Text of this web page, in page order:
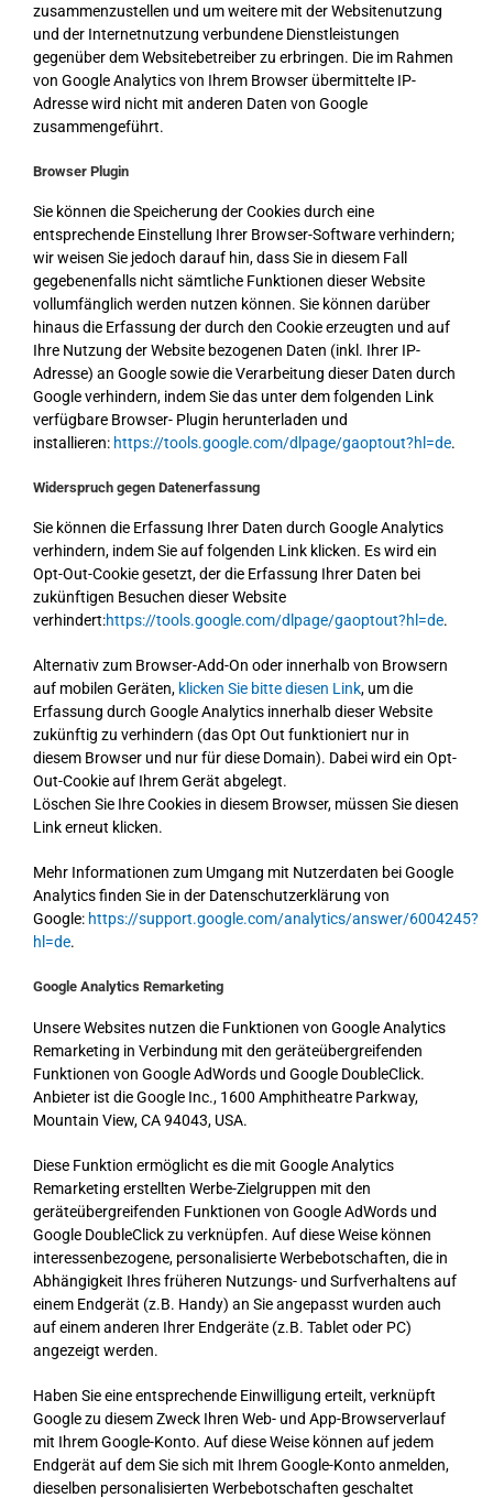
zusammenzustellen und um weitere mit der Websitenutzung
und der Internetnutzung verbundene Dienstleistungen
gegenüber dem Websitebetreiber zu erbringen. Die im Rahmen
von Google Analytics von Ihrem Browser übermittelte IP-
Adresse wird nicht mit anderen Daten von Google
zusammengeführt.
Browser Plugin
Sie können die Speicherung der Cookies durch eine
entsprechende Einstellung Ihrer Browser-Software verhindern;
wir weisen Sie jedoch darauf hin, dass Sie in diesem Fall
gegebenenfalls nicht sämtliche Funktionen dieser Website
vollumfänglich werden nutzen können. Sie können darüber
hinaus die Erfassung der durch den Cookie erzeugten und auf
Ihre Nutzung der Website bezogenen Daten (inkl. Ihrer IP-
Adresse) an Google sowie die Verarbeitung dieser Daten durch
Google verhindern, indem Sie das unter dem folgenden Link
verfügbare Browser- Plugin herunterladen und
installieren: https://tools.google.com/dlpage/gaoptout?hl=de.
Widerspruch gegen Datenerfassung
Sie können die Erfassung Ihrer Daten durch Google Analytics
verhindern, indem Sie auf folgenden Link klicken. Es wird ein
Opt-Out-Cookie gesetzt, der die Erfassung Ihrer Daten bei
zukünftigen Besuchen dieser Website
verhindert:https://tools.google.com/dlpage/gaoptout?hl=de.
Alternativ zum Browser-Add-On oder innerhalb von Browsern
auf mobilen Geräten, klicken Sie bitte diesen Link, um die
Erfassung durch Google Analytics innerhalb dieser Website
zukünftig zu verhindern (das Opt Out funktioniert nur in
diesem Browser und nur für diese Domain). Dabei wird ein Opt-
Out-Cookie auf Ihrem Gerät abgelegt.
Löschen Sie Ihre Cookies in diesem Browser, müssen Sie diesen
Link erneut klicken.
Mehr Informationen zum Umgang mit Nutzerdaten bei Google
Analytics finden Sie in der Datenschutzerklärung von
Google: https://support.google.com/analytics/answer/6004245?
hl=de.
Google Analytics Remarketing
Unsere Websites nutzen die Funktionen von Google Analytics
Remarketing in Verbindung mit den geräteübergreifenden
Funktionen von Google AdWords und Google DoubleClick.
Anbieter ist die Google Inc., 1600 Amphitheatre Parkway,
Mountain View, CA 94043, USA.
Diese Funktion ermöglicht es die mit Google Analytics
Remarketing erstellten Werbe-Zielgruppen mit den
geräteübergreifenden Funktionen von Google AdWords und
Google DoubleClick zu verknüpfen. Auf diese Weise können
interessenbezogene, personalisierte Werbebotschaften, die in
Abhängigkeit Ihres früheren Nutzungs- und Surfverhaltens auf
einem Endgerät (z.B. Handy) an Sie angepasst wurden auch
auf einem anderen Ihrer Endgeräte (z.B. Tablet oder PC)
angezeigt werden.
Haben Sie eine entsprechende Einwilligung erteilt, verknüpft
Google zu diesem Zweck Ihren Web- und App-Browserverlauf
mit Ihrem Google-Konto. Auf diese Weise können auf jedem
Endgerät auf dem Sie sich mit Ihrem Google-Konto anmelden,
dieselben personalisierten Werbebotschaften geschaltet